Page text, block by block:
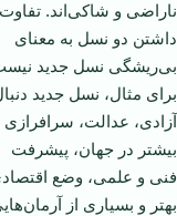
ناراضی‌ و شاکی‌اند. تفاوت
داشتن دو نسل به معنای
بی‌ریشگی نسل جدید
برای مثال، نسل جدید
آزادی، عدالت، سرافرازی
بیشتر در جهان، پیشرفت
فنی و علمی، وضع
بهتر و بسیاری از